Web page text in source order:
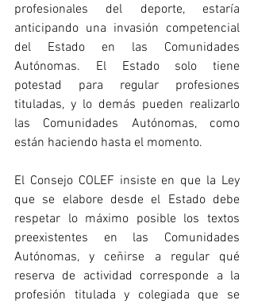
profesionales del deporte, estaría
anticipando una invasión competencial
del Estado en las Comunidades
Autónomas. El Estado solo tiene
potestad para regular profesiones
tituladas, y lo demás pueden realizarlo
las Comunidades Autónomas, como
están haciendo hasta el momento.
El Consejo COLEF insiste en que la Ley
que se elabore desde el Estado debe
respetar lo máximo posible los textos
preexistentes en las Comunidades
Autónomas, y ceñirse a regular qué
reserva de actividad corresponde a la
profesión titulada y colegiada que se